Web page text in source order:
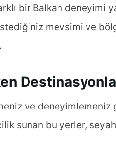
bir Balkan deneyimi
mevsimi ve
ve deneyimlemeniz
sunan bu yerler,